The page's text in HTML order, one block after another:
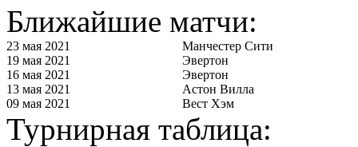
Ближайшие матчи:
23 мая 2021
Манчестер Сити
19 мая 2021
Эвертон
16 мая 2021
Эвертон
13 мая 2021
Астон Вилла
09 мая 2021
Вест Хэм
Турнирная таблица: